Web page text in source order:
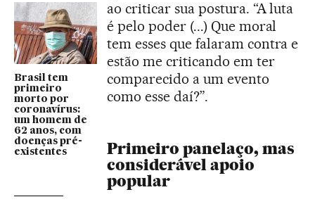
Brasil tem
primeiro
morto por
coronavírus:
um homem de
62 anos, com
doenças pré-
existentes
ao criticar sua postura. “A luta
é pelo poder (...) Que moral
tem esses que falaram contra e
estão me criticando em ter
comparecido a um evento
como esse daí?”.
Primeiro panelaço, mas
considerável apoio
popular